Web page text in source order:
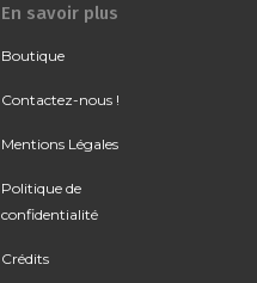
En savoir plus
Boutique
Contactez-nous !
Mentions Légales
Politique de
confidentialité
Crédits